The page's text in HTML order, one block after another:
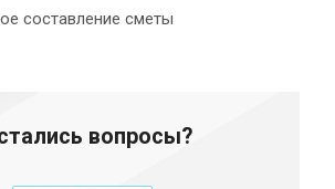
составление сметы
вопросы?